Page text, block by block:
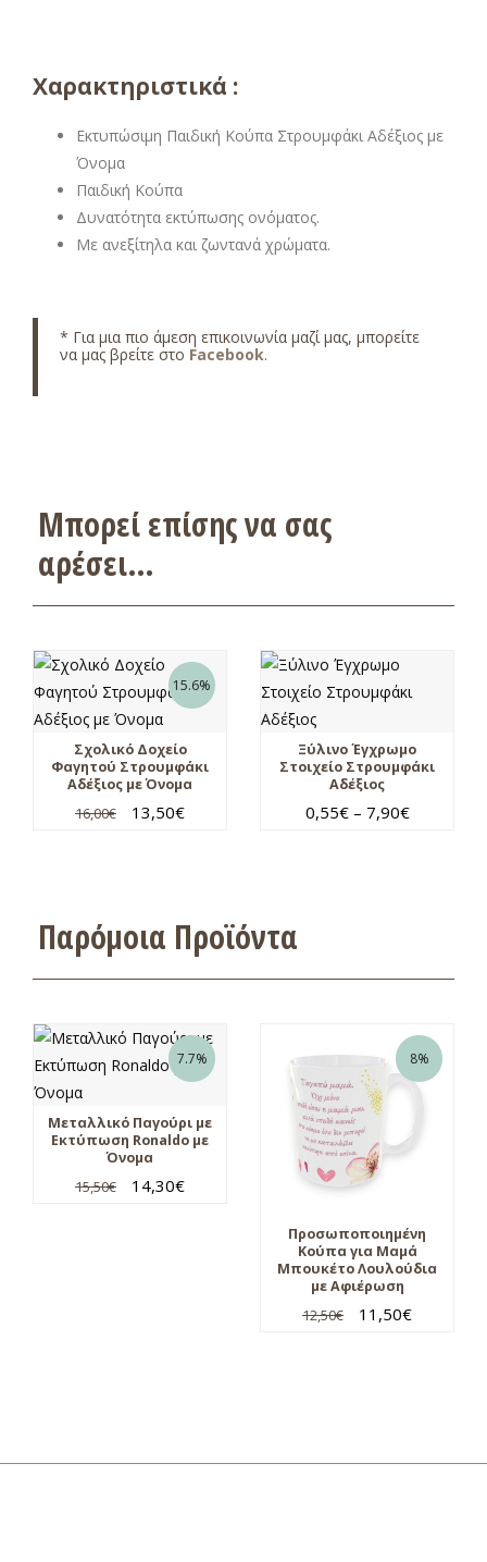
Χαρακτηριστικά :
Εκτυπώσιμη Παιδική Κούπα Στρουμφάκι Αδέξιος με
Όνομα
Παιδική Κούπα
Δυνατότητα εκτύπωσης ονόματος.
Με ανεξίτηλα και ζωντανά χρώματα.
* Για μια πιο άμεση επικοινωνία μαζί μας, μπορείτε
να μας βρείτε στο Facebook.
Μπορεί επίσης να σας
αρέσει…
15.6%
Σχολικό Δοχείο
Φαγητού Στρουμφάκι
Αδέξιος με Όνομα
16,00€ 13,50€
Ξύλινο Έγχρωμο
Στοιχείο Στρουμφάκι
Αδέξιος
0,55€ – 7,90€
Παρόμοια Προϊόντα
7.7%
Μεταλλικό Παγούρι με
Εκτύπωση Ronaldo με
Όνομα
15,50€ 14,30€
8%
Προσωποποιημένη
Κούπα για Μαμά
Μπουκέτο Λουλούδια
με Αφιέρωση
12,50€ 11,50€